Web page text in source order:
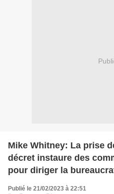
Mike Whitney: La prise
décret instaure des
pour diriger la
Publié le 21/02/2023 à 22:51